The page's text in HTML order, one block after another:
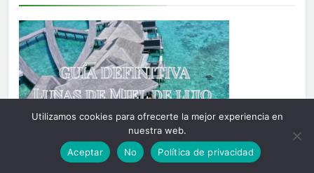
Utilizamos cookies para ofrecerte la mejor experiencia en
nuestra web.
Aceptar
No Política de privacidad